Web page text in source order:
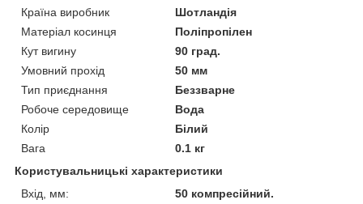
Країна виробник
Шотландія
Матеріал косинця
Поліпропілен
Кут вигину
90 град.
Умовний прохід
50 мм
Тип приєднання
Беззварне
Робоче середовище
Вода
Колір
Білий
Вага
0.1 кг
Користувальницькі характеристики
Вхід, мм:
50 компресійний.